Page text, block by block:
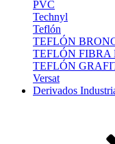
PVC
Technyl
Teflón
TEFLÓN
TEFLÓN FIBRA
TEFLÓN
Versat
Derivados